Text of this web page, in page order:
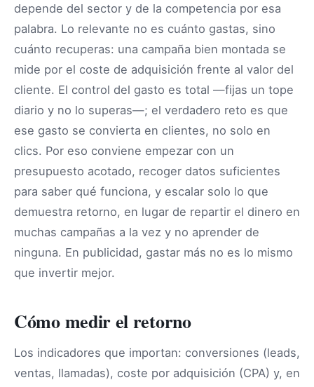
depende del sector y de la competencia por esa
palabra. Lo relevante no es cuánto gastas, sino
cuánto recuperas: una campaña bien montada se
mide por el coste de adquisición frente al valor del
cliente. El control del gasto es total —fijas un tope
diario y no lo superas—; el verdadero reto es que
ese gasto se convierta en clientes, no solo en
clics. Por eso conviene empezar con un
presupuesto acotado, recoger datos suficientes
para saber qué funciona, y escalar solo lo que
demuestra retorno, en lugar de repartir el dinero en
muchas campañas a la vez y no aprender de
ninguna. En publicidad, gastar más no es lo mismo
que invertir mejor.
Cómo medir el retorno
Los indicadores que importan: conversiones (leads,
ventas, llamadas), coste por adquisición (CPA) y, en